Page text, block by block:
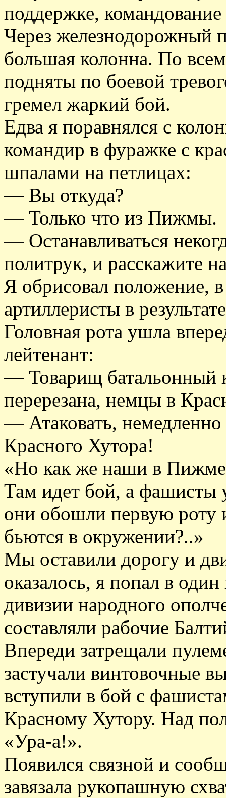
поддержке,
Через железнодорожный
большая колонна. По
подняты по боевой
гремел жаркий бой.
Едва я поравнялся с
командир в фуражке с
шпалами на петлицах:
— Вы откуда?
— Только что из Пижмы.
— Останавливаться
политрук, и расскажите
Я обрисовал положение,
артиллеристы в
Головная рота ушла
лейтенант:
— Товарищ батальонный
перерезана, немцы в
— Атаковать, немедленно
Красного Хутора!
«Но как же наши в
Там идет бой, а фашисты
они обошли первую роту
бьются в окружении?..»
Мы оставили дорогу и
оказалось, я попал в
дивизии народного
составляли рабочие
Впереди затрещали
застучали винтовочные
вступили в бой с
Красному Хутору. Над
«Ура-а!».
Появился связной и
завязала рукопашную